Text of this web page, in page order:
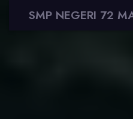
SMP NEGERI 72